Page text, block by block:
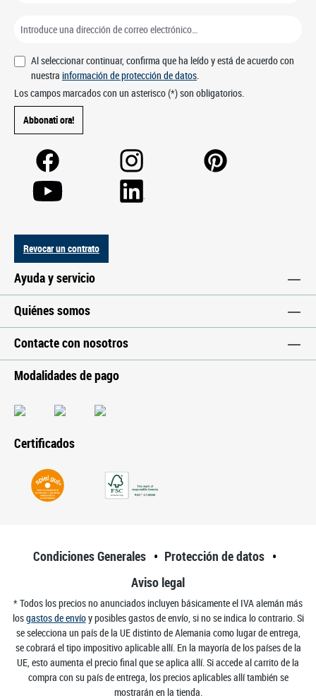
Al seleccionar continuar, confirma que ha leído y está de acuerdo con
nuestra información de protección de datos.
Los campos marcados con un asterisco (*) son obligatorios.
Abbonati ora!
Revocar un contrato
Ayuda y servicio
Quiénes somos
Contacte con nosotros
Modalidades de pago
Certificados
Condiciones Generales
Protección de datos
Aviso legal
* Todos los precios no anunciados incluyen básicamente el IVA alemán más
losgastos de envíoy posibles gastos de envío, si no se indica lo contrario. Si
se selecciona un país de la UE distinto de Alemania como lugar de entrega,
se cobrará el tipo impositivo aplicable allí. En la mayoría de los países de la
UE, esto aumenta el precio final que se aplica allí. Si accede al carrito de la
compra con su país de entrega, los precios aplicables allí también se
mostrarán en la tienda.